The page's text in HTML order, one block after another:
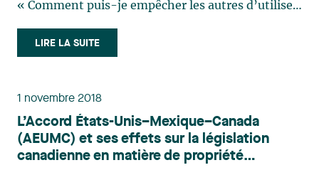
« Comment puis-je empêcher les autres d’utiliser
représente une valeur importante pour mon
entreprise? ». La réponse à cette question est
LIRE LA SUITE
1 novembre 2018
L’Accord États-Unis–Mexique–Canada
(AEUMC) et ses effets sur la législation
canadienne en matière de propriété